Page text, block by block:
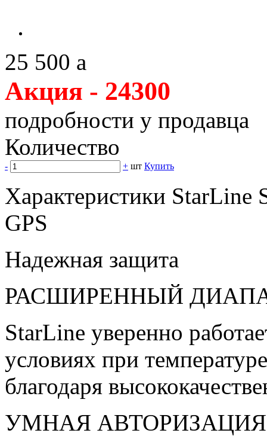
25 500 a
Акция - 24300
подробности у продавца
Количество
- + шт Купить
Характеристики
GPS
Надежная защита
РАСШИРЕННЫЙ
StarLine уверенно
условиях при
благодаря
УМНАЯ АВТОРИЗАЦИЯ